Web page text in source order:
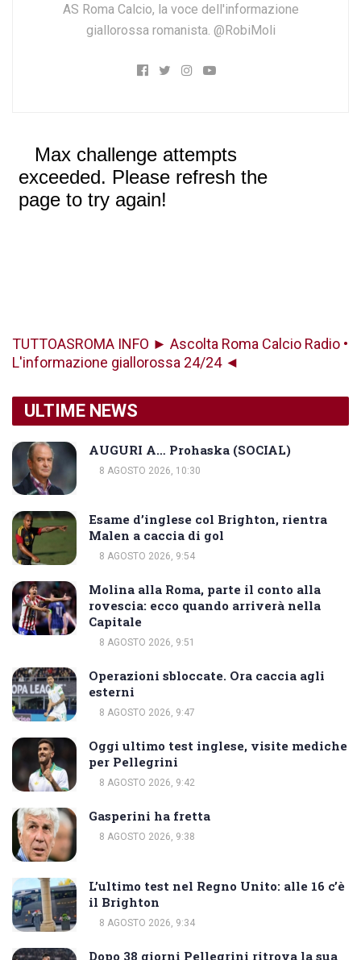
AS Roma Calcio, la voce dell'informazione
giallorossa romanista. @RobiMoli
TUTTOASROMA INFO ► Ascolta Roma Calcio Radio •
L'informazione giallorossa 24/24 ◄
ULTIME NEWS
AUGURI A… Prohaska (SOCIAL)
8 AGOSTO 2026, 10:30
Esame d’inglese col Brighton, rientra
Malen a caccia di gol
8 AGOSTO 2026, 9:54
Molina alla Roma, parte il conto alla
rovescia: ecco quando arriverà nella
Capitale
8 AGOSTO 2026, 9:51
Operazioni sbloccate. Ora caccia agli
esterni
8 AGOSTO 2026, 9:47
Oggi ultimo test inglese, visite mediche
per Pellegrini
8 AGOSTO 2026, 9:42
Gasperini ha fretta
8 AGOSTO 2026, 9:38
L’ultimo test nel Regno Unito: alle 16 c’è
il Brighton
8 AGOSTO 2026, 9:34
Dopo 38 giorni Pellegrini ritrova la sua